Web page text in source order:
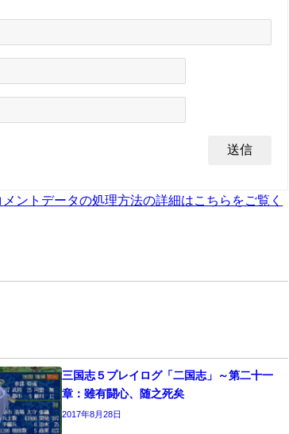
メントデータの処理方法の詳細はこちらをご覧く
三国志５プレイログ「二国志」～第二十一
章：雖有闘心、随之死矣
2017年8月28日